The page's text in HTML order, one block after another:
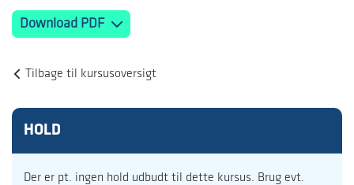
Download PDF
Tilbage til kursusoversigt
HOLD
Der er pt. ingen hold udbudt til dette kursus. Brug evt.